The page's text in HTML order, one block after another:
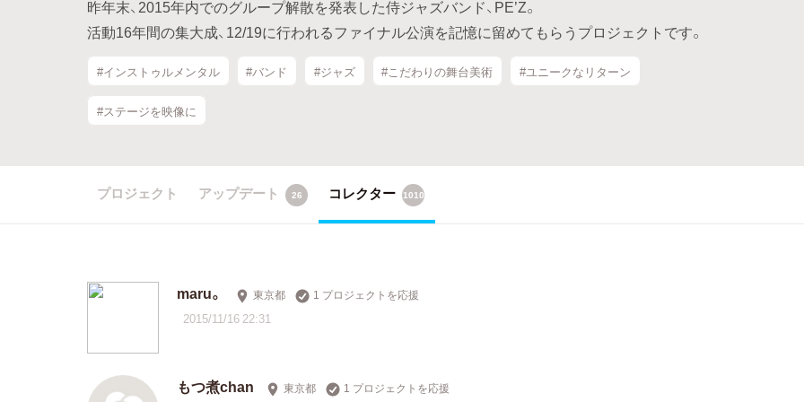
昨年末、2015年内でのグループ解散を発表した侍ジャズバンド、PE’Z。
活動16年間の集大成、12/19に行われるファイナル公演を記憶に留めてもらうプロジェクトです。
#インストゥルメンタル #バンド #ジャズ #こだわりの舞台美術 #ユニークなリターン
#ステージを映像に
プロジェクト アップデート 26 コレクター 1010
maru。 東京都 1 プロジェクトを応援
2015/11/16 22:31
もつ煮chan 東京都 1 プロジェクトを応援